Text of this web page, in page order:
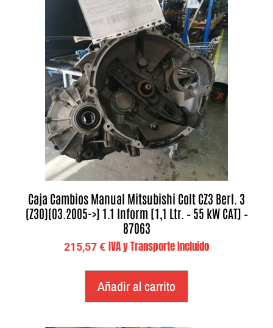
Caja Cambios Manual Mitsubishi Colt CZ3 Berl. 3
(Z30)(03.2005->) 1.1 Inform [1,1 Ltr. – 55 kW CAT] –
87063
215,57€ IVA y Transporte Incluido
Añadir al carrito